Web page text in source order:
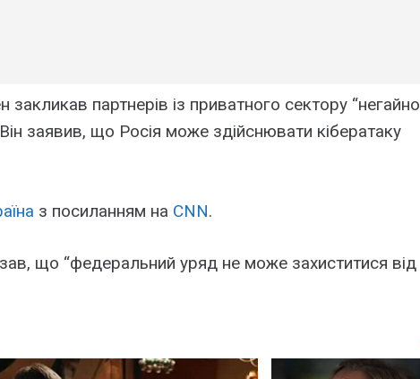
партнерів із приватного сектору “негайно
заявив, що Росія може здійснювати ​​кібератаку
з посиланням на CNN.
що “федеральний уряд не може захиститися від